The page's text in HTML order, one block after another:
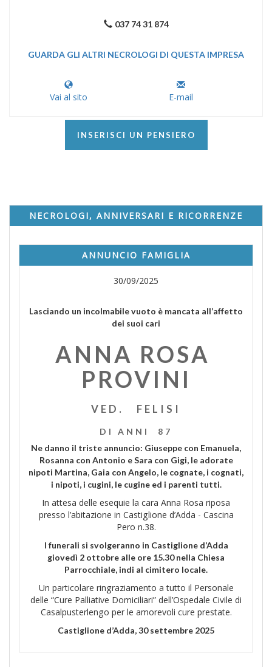
037 74 31 874
GUARDA GLI ALTRI NECROLOGI DI QUESTA IMPRESA
Vai al sito E-mail
INSERISCI UN PENSIERO
NECROLOGI, ANNIVERSARI E RICORRENZE
ANNUNCIO FAMIGLIA
30/09/2025
Lasciando un incolmabile vuoto è mancata all’affetto
dei suoi cari
ANNA ROSA
PROVINI
VED. FELISI
DI ANNI 87
Ne danno il triste annuncio: Giuseppe con Emanuela,
Rosanna con Antonio e Sara con Gigi, le adorate
nipoti Martina, Gaia con Angelo, le cognate, i cognati,
i nipoti, i cugini, le cugine ed i parenti tutti.
In attesa delle esequie la cara Anna Rosa riposa
presso l’abitazione in Castiglione d’Adda - Cascina
Pero n.38.
I funerali si svolgeranno in Castiglione d’Adda
giovedì 2 ottobre alle ore 15.30 nella Chiesa
Parrocchiale, indi al cimitero locale.
Un particolare ringraziamento a tutto il Personale
delle “Cure Palliative Domiciliari” dell’Ospedale Civile di
Casalpusterlengo per le amorevoli cure prestate.
Castiglione d’Adda, 30 settembre 2025